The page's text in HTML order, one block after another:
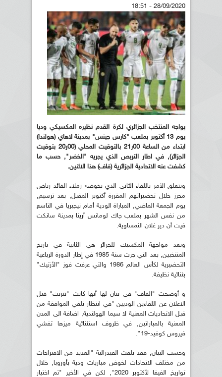
28/09/2020 - 18:51
يواجه المنتخب الجزائري لكرة القدم نظيره المكسيكي وديا
يوم 13 أكتوبر بملعب "كارس جينس" بمدينة لاهاي (هولندا)
ابتداء من الساعة 00ر21 بالتوقيت المحلي (00ر20 بتوقيت
الجزائر), في اطار التربص الذي يجريه "الخضر", حسب ما
كشفت عنه الاتحادية الجزائرية (فاف) هذا الاثنين.
ويتعلق الأمر باللقاء الثاني الذي يخوضه زملاء القائد رياض
محرز خلال تحضيراتهم المقررة أكتوبر المقبل, بعد ترسيم,
يوم الجمعة الماضي, المباراة الودية أمام نيجيريا في التاسع
من نفس الشهر بملعب جاك لومانس أرينا بمدينة سانكت
فيت أن دير غلان النمساوية.
وتعد مواجهة المكسيك للجزائر هي الثانية في تاريخ
المنتخبين, بعد التي جرت سنة 1985 في إطار الدورة الرباعية
التحضيرية لكأس العالم 1986 والتي عرفت فوز "الأزتيك"
بثنائية نظيفة.
و أوضحت "الفاف" في بيان لها أنها كانت "تتريث" قبل
الاعلان عن اللقاءين الوديين "في انتظار تلقي الموافقة من
قبل الاتحاديات المعنية لا سيما الهولندية, اضافة الى المدن
المعنية بالمباراتين, في ظروف استثنائية ميزها تفشي
فيروس كوفيد-19".
وحسب البيان, فقد تلقت الفيدرالية "العديد من الاقتراحات
من مختلف الاتحادات لخوض مباريات ودية بأوروبا, خلال
تواريخ الفيفا لأكتوبر 2020", لكن في الأخير "تم اختيار